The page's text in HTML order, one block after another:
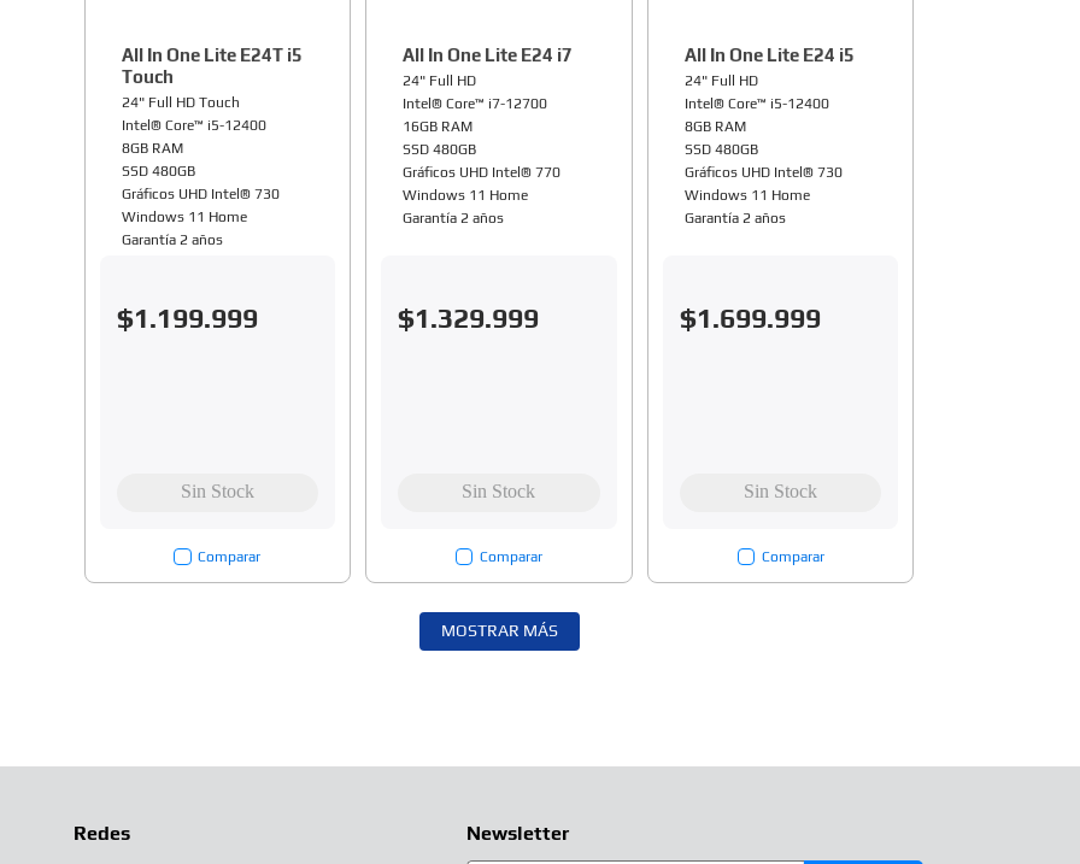
All In One Lite E24T i5
Touch
24" Full HD Touch
Intel® Core™ i5-12400
8GB RAM
SSD 480GB
Gráficos UHD Intel® 730
Windows 11 Home
Garantía 2 años
$1.199.999
Comparar
All In One Lite E24 i7
24" Full HD
Intel® Core™ i7-12700
16GB RAM
SSD 480GB
Gráficos UHD Intel® 770
Windows 11 Home
Garantía 2 años
$1.329.999
Comparar
All In One Lite E24 i5
24" Full HD
Intel® Core™ i5-12400
8GB RAM
SSD 480GB
Gráficos UHD Intel® 730
Windows 11 Home
Garantía 2 años
$1.699.999
Comparar
MOSTRAR MÁS
Redes Newsletter